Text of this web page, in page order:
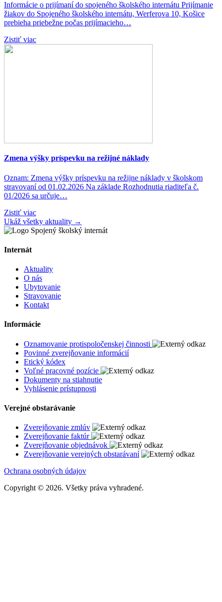
Informácie o prijímaní do spojeného školského internátu Prijímanie
žiakov do Spojeného školského internátu, Werferova 10, Košice
prebieha priebežne počas prijímacieho…
Zistiť viac
Zmena výšky príspevku na režijné náklady
Oznam: Zmena výšky príspevku na režijne náklady v školskom
stravovaní od 01.02.2026 Na základe Rozhodnutia riaditeľa č.
01/2026 sa určuje…
Zistiť viac
Ukáž všetky aktuality →
Internát
Aktuality
O nás
Ubytovanie
Stravovanie
Kontakt
Informácie
Oznamovanie protispoločenskej činnosti
Povinné zverejňovanie informácií
Etický kódex
Voľné pracovné pozície
Dokumenty na stiahnutie
Vyhlásenie prístupnosti
Verejné obstarávanie
Zverejňovanie zmlúv
Zverejňovanie faktúr
Zverejňovanie objednávok
Zverejňovanie verejných obstarávaní
Ochrana osobných údajov
Copyright © 2026. Všetky práva vyhradené.